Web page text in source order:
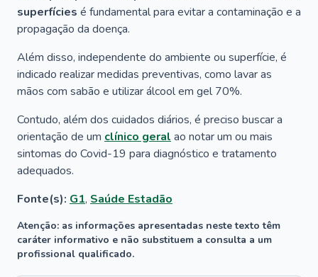
superfícies é fundamental para evitar a contaminação e a
propagação da doença.
Além disso, independente do ambiente ou superfície, é
indicado realizar medidas preventivas, como lavar as
mãos com sabão e utilizar álcool em gel 70%.
Contudo, além dos cuidados diários, é preciso buscar a
orientação de um clínico geralao notar um ou mais
sintomas do Covid-19 para diagnóstico e tratamento
adequados.
Fonte(s): G1, Saúde Estadão
Atenção: as informações apresentadas neste texto têm
caráter informativo e não substituem a consulta a um
profissional qualificado.